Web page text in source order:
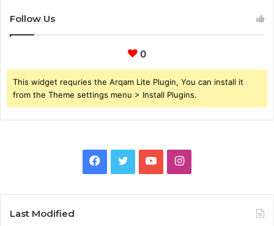
Follow Us
0
This widget requries the Arqam Lite Plugin, You can install it
from the Theme settings menu > Install Plugins.
Facebook
TwitterYouTubeInstagram
Last Modified